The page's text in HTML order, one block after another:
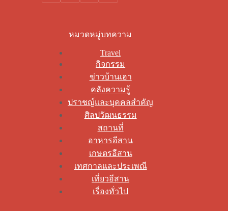
หมวดหมู่บทความ
Travel
กิจกรรม
ข่าวบ้านเฮา
คลังความรู้
ปราชญ์และบุคคลสำคัญ
ศิลปวัฒนธรรม
สถานที่
อาหารอีสาน
เกษตรอีสาน
เทศกาลและประเพณี
เที่ยวอีสาน
เรื่องทั่วไป